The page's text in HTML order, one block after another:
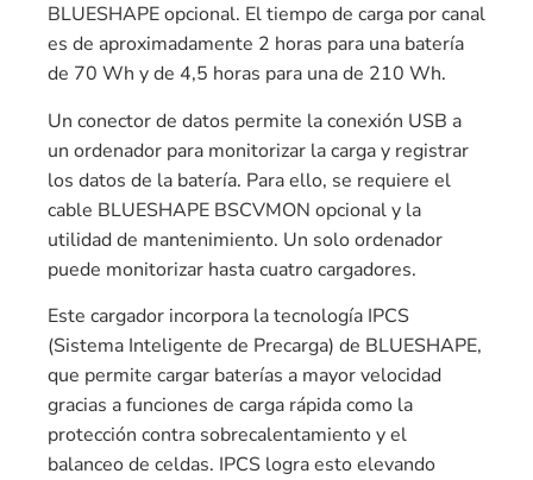
BLUESHAPE opcional. El tiempo de carga por canal
es de aproximadamente 2 horas para una batería
de 70 Wh y de 4,5 horas para una de 210 Wh.
Un conector de datos permite la conexión USB a
un ordenador para monitorizar la carga y registrar
los datos de la batería. Para ello, se requiere el
cable BLUESHAPE BSCVMON opcional y la
utilidad de mantenimiento. Un solo ordenador
puede monitorizar hasta cuatro cargadores.
Este cargador incorpora la tecnología IPCS
(Sistema Inteligente de Precarga) de BLUESHAPE,
que permite cargar baterías a mayor velocidad
gracias a funciones de carga rápida como la
protección contra sobrecalentamiento y el
balanceo de celdas. IPCS logra esto elevando